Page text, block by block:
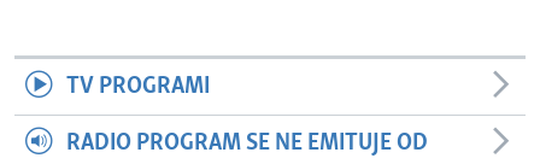
TV PROGRAMI
RADIO PROGRAM SE NE EMITUJE OD